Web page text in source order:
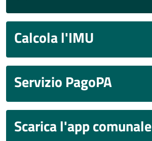
Calcola l'IMU
Servizio PagoPA
Scarica l'app comunale